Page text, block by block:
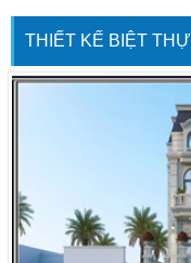
THIẾT KẾ BIỆT THỰ